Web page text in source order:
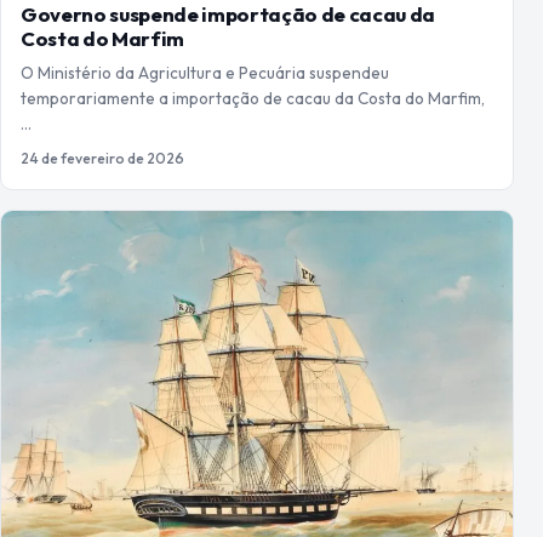
Governo suspende importação de cacau da
Costa do Marfim
O Ministério da Agricultura e Pecuária suspendeu
temporariamente a importação de cacau da Costa do Marfim,
…
24 de fevereiro de 2026